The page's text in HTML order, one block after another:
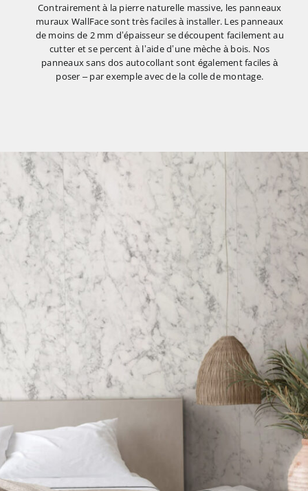
Contrairement à la pierre naturelle massive, les panneaux
muraux WallFace sont très faciles à installer. Les panneaux
de moins de 2 mm d’épaisseur se découpent facilement au
cutter et se percent à l’aide d’une mèche à bois. Nos
panneaux sans dos autocollant sont également faciles à
poser – par exemple avec de la colle de montage.